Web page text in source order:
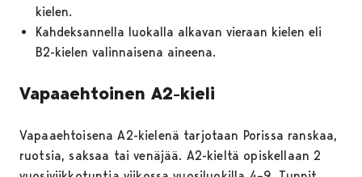
kielen.
Kahdeksannella luokalla alkavan vieraan kielen eli
B2-kielen valinnaisena aineena.
Vapaaehtoinen A2-kieli
Vapaaehtoisena A2-kielenä tarjotaan Porissa ranskaa,
ruotsia, saksaa tai venäjää. A2-kieltä opiskellaan 2